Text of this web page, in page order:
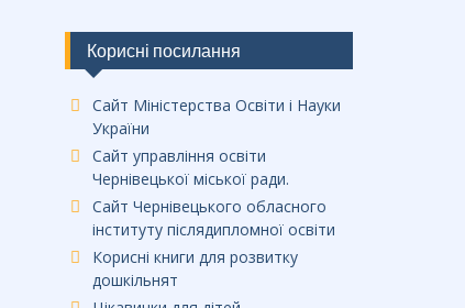
Корисні посилання
Сайт Міністерства Освіти і Науки
України
Сайт управління освіти
Чернівецької міської ради.
Сайт Чернівецького обласного
інституту післядипломної освіти
Корисні книги для розвитку
дошкільнят